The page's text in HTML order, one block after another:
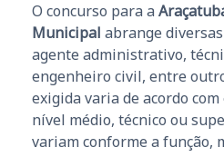
O concurso para a
Municipal abrange
agente administrativo,
engenheiro civil, entre
exigida varia de acordo
nível médio, técnico ou
variam conforme a função,